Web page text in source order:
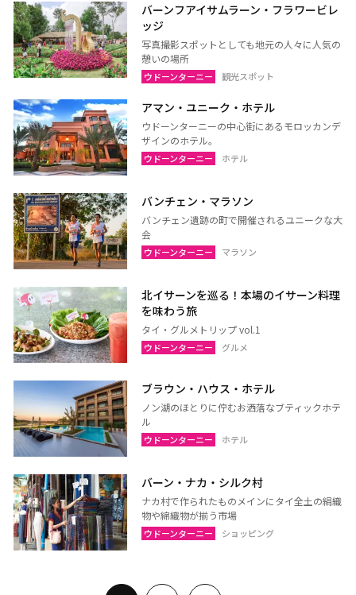
バーンフアイサムラーン・フラワービレ
ッジ
写真撮影スポットとしても地元の人々に人気の
憩いの場所
ウドーンターニー 観光スポット
アマン・ユニーク・ホテル
ウドーンターニーの中心街にあるモロッカンデ
ザインのホテル。
ウドーンターニー ホテル
バンチェン・マラソン
バンチェン遺跡の町で開催されるユニークな大
会
ウドーンターニー マラソン
北イサーンを巡る！本場のイサーン料理
を味わう旅
タイ・グルメトリップ vol.1
ウドーンターニー グルメ
ブラウン・ハウス・ホテル
ノン湖のほとりに佇むお洒落なブティックホテ
ル
ウドーンターニー ホテル
バーン・ナカ・シルク村
ナカ村で作られたものメインにタイ全土の絹織
物や綿織物が揃う市場
ウドーンターニー ショッピング